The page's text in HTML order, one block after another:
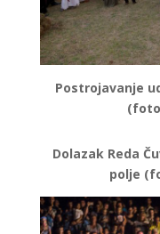
Postrojavanje
Dolazak Reda
polje